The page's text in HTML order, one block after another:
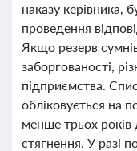
наказу керівника,
проведення
Якщо резерв
заборгованості,
підприємства.
обліковується на
менше трьох
стягнення. У разі